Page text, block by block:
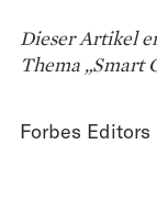
Dieser Artikel
Thema „Smart
Forbes Editors